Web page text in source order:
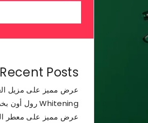
Recent Posts
Whitening رول أون بخصم 36%